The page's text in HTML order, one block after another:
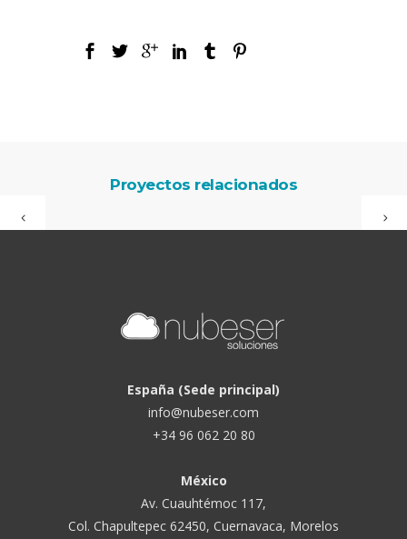
Proyectos relacionados
España (Sede principal)
info@nubeser.com
+34 96 062 20 80
México
Av. Cuauhtémoc 117,
Col. Chapultepec 62450, Cuernavaca, Morelos